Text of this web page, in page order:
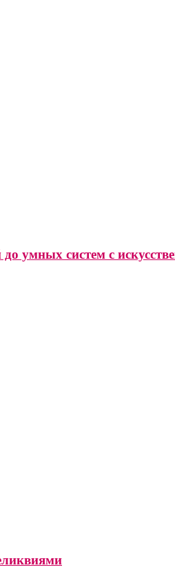
умных систем с